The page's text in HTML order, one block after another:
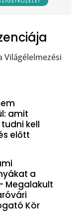
amit
kell
előtt
a
Megalakult
Kör